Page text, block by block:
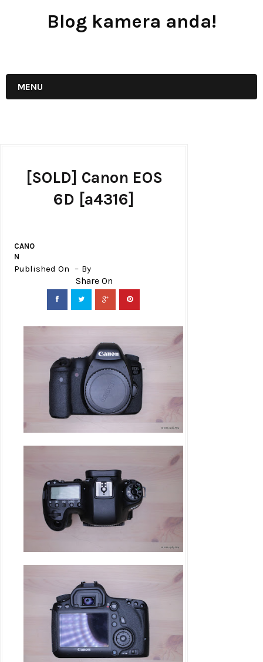
Blog kamera anda!
MENU
[SOLD] Canon EOS
6D [a4316]
CANO
N
Published On By